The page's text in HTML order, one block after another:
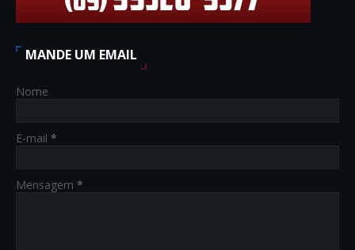
MANDE UM EMAIL
Nome
E-mail *
Mensagem *